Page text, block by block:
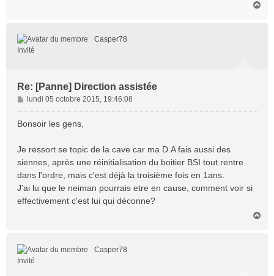
Casper78
Invité
Re: [Panne] Direction assistée
M
e
s
g
e
lundi 05 octobre 2015, 19:46:08
Bonsoir les gens,
Je ressort se topic de la cave car ma D.A fais aussi des
siennes, après une réinitialisation du boitier BSI tout rentre
dans l'ordre, mais c'est déjà la troisième fois en 1ans.
J'ai lu que le neiman pourrais etre en cause, comment voir si
effectivement c'est lui qui déconne?
Casper78
Invité